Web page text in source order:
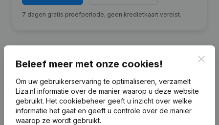
7 dagen gratis proefperiode, geen kredietkaart vereist.
Financiële gegevens van Veldman
2024 2023 2022 2021
Beleef meer met onze cookies!
Om uw gebruikerservaring te optimaliseren, verzamelt
Liza.nl informatie over de manier waarop u deze website
gebruikt. Het cookiebeheer geeft u inzicht over welke
informatie het gaat en geeft u controle over de manier
waarop ze wordt gebruikt.